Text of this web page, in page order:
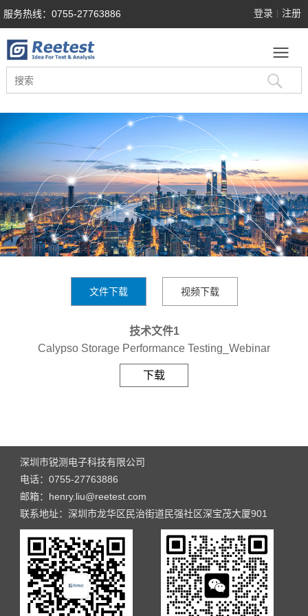
服务热线：0755-27763886 登录 注册
文件下载 视频下载
技术文件1
Calypso Storage Performance Testing_Webinar
下载
深圳市锐测电子科技有限公司
电话：0755-27763886
邮箱：henry.liu@reetest.com
联系地址：深圳市龙华区民治街道民强社区深宝茂大厦901